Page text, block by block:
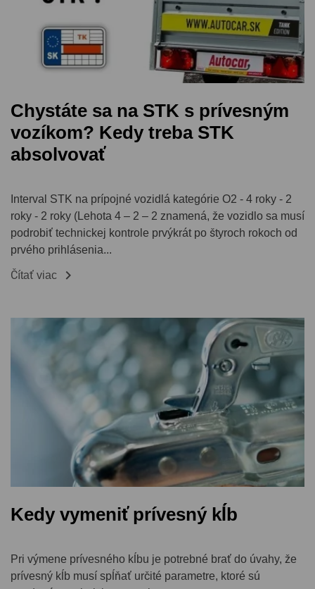
Chystáte sa na STK s prívesným
vozíkom? Kedy treba STK
absolvovať
Interval STK na prípojné vozidlá kategórie O2 - 4 roky - 2
roky - 2 roky (Lehota 4 – 2 – 2 znamená, že vozidlo sa musí
podrobiť technickej kontrole prvýkrát po štyroch rokoch od
prvého prihlásenia...
Čítať viac 
Kedy vymeniť prívesný kĺb
Pri výmene prívesného kĺbu je potrebné brať do úvahy, že
prívesný kĺb musí spĺňať určité parametre, ktoré sú